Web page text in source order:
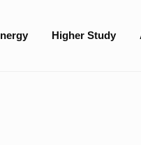
Higher Study